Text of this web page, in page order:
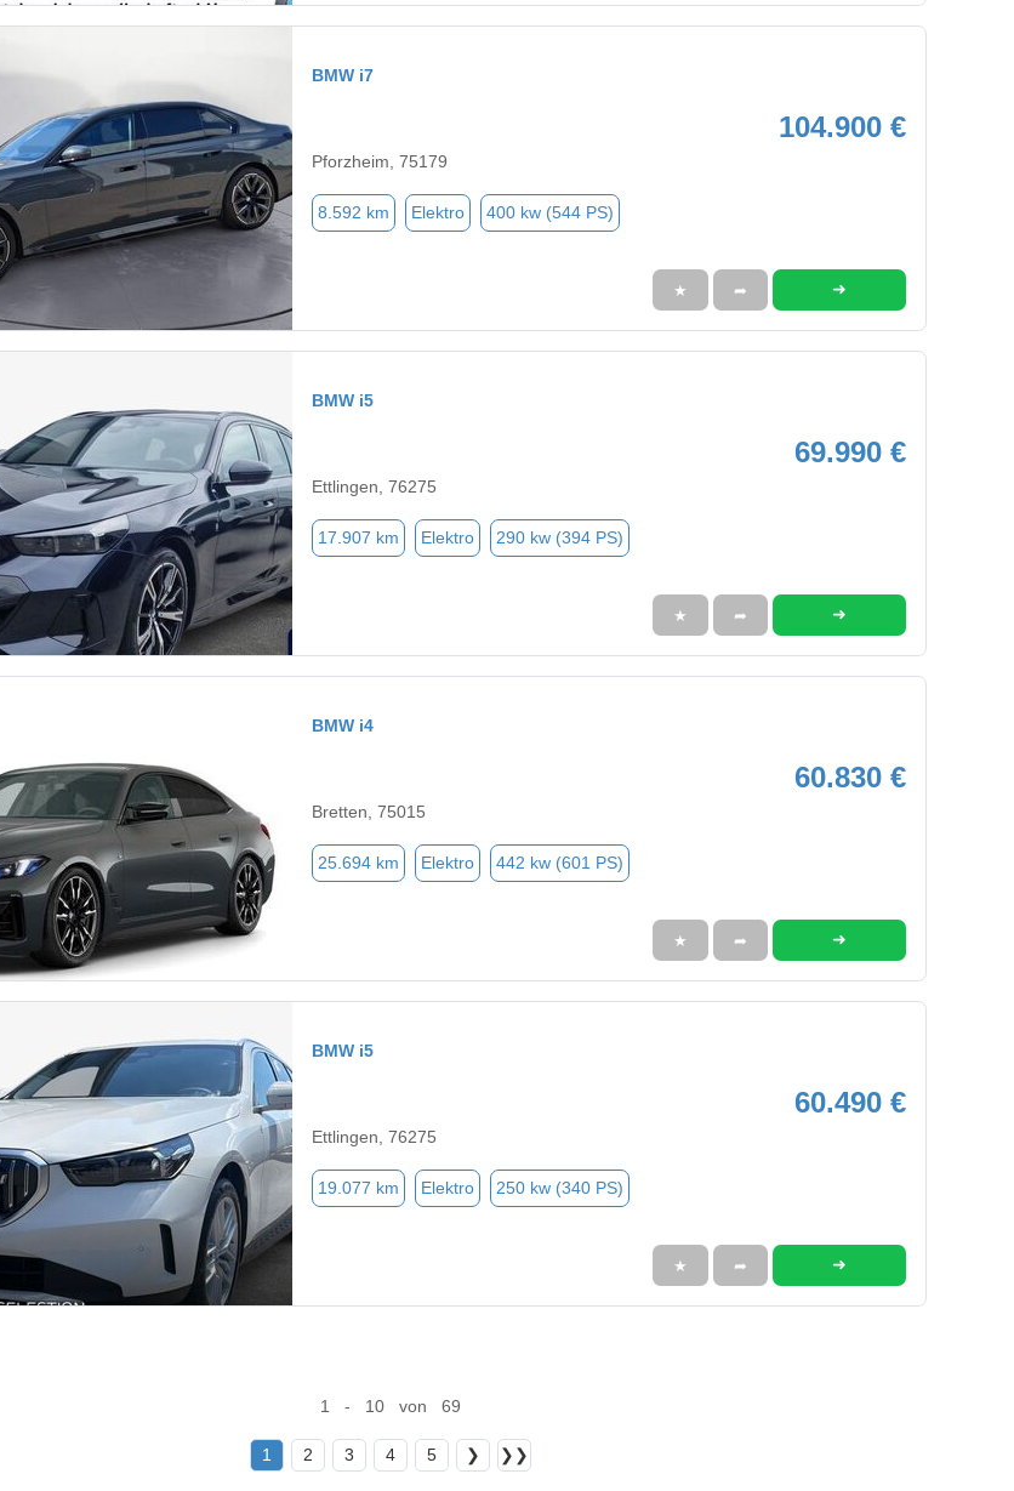
BMW i7
104.900 €
Pforzheim, 75179
8.592 km Elektro 400 kw (544 PS)
★ ➦ ➜
BMW i5
69.990 €
Ettlingen, 76275
17.907 km Elektro 290 kw (394 PS)
★ ➦ ➜
BMW i4
60.830 €
Bretten, 75015
25.694 km Elektro 442 kw (601 PS)
★ ➦ ➜
BMW i5
60.490 €
Ettlingen, 76275
19.077 km Elektro 250 kw (340 PS)
★ ➦ ➜
1 - 10 von 69
1 2 3 4 5 ❯ ❯❯